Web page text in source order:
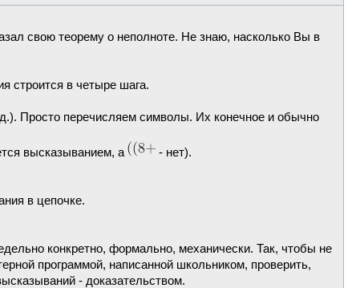
свою теорему о неполноте. Не знаю, насколько Вы в
строится в четыре шага.
Просто перечисляем символы. Их конечное и обычно
высказыванием, а
- нет).
в цепочке.
конкретно, формально, механически. Так, чтобы не
программой, написанной школьником, проверить,
- доказательством.